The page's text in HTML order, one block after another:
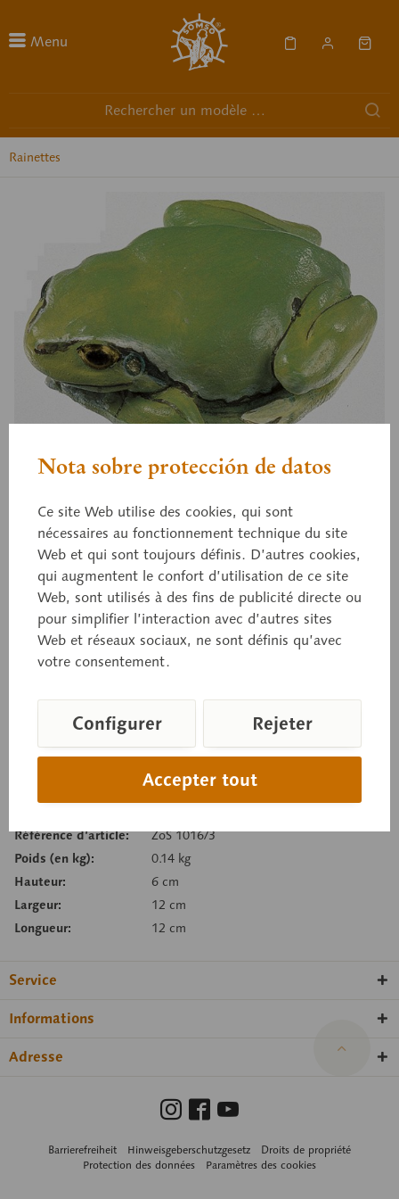
Menu
Rainettes
ZoS 1016/3
Rainette verte, au repos
Hyla arborea, en SOMSO PLAST®.
Panier de demande
Recommand.
Référence d’article:
ZoS 1016/3
Poids (en kg):
0.14 kg
Hauteur:
6 cm
Largeur:
12 cm
Longueur:
12 cm
Service
Informations
Adresse
Barrierefreiheit Hinweisgeberschutzgesetz
Droits de propriété
Protection des données
Paramètres des cookies
Nota sobre protección de datos
Ce site Web utilise des cookies, qui sont
nécessaires au fonctionnement technique du site
Web et qui sont toujours définis. D’autres cookies,
qui augmentent le confort d’utilisation de ce site
Web, sont utilisés à des fins de publicité directe ou
pour simplifier l’interaction avec d’autres sites
Web et réseaux sociaux, ne sont définis qu’avec
votre consentement.
Accepter tout
Configurer Rejeter